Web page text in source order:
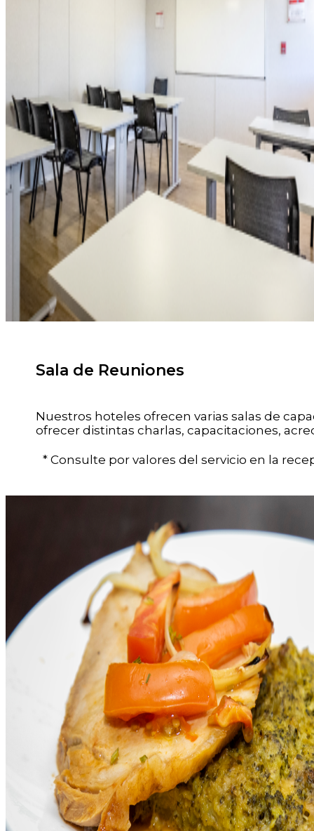
Sala de Reuniones
Nuestros hoteles ofrecen varias salas de
ofrecer distintas charlas, capacitaciones,
* Consulte por valores del servicio en la